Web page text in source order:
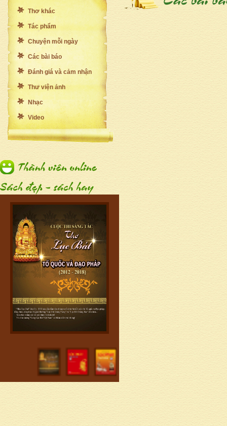
Thơ khác
Tác phẩm
Chuyện mỗi ngày
Các bài báo
Đánh giá và cảm nhận
Thư viện ảnh
Nhạc
Video